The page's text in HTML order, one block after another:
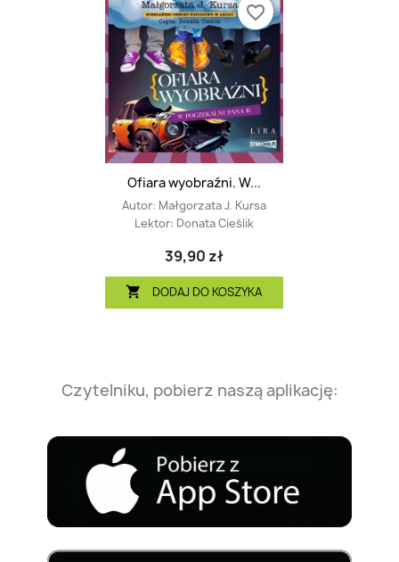
Ofiara wyobraźni. W...
Autor: Małgorzata J. Kursa
Lektor: Donata Cieślik
39,90 zł
 DODAJ DO KOSZYKA
favorite_border
Czytelniku, pobierz naszą aplikację: